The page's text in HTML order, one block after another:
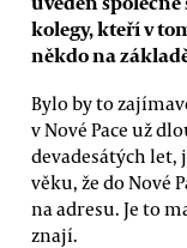
kolegy, kteří v
někdo na
Bylo by to
v Nové Pace už
devadesátých
věku, že do Nové
na adresu. Je to
znají.